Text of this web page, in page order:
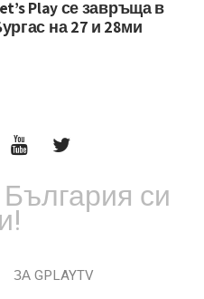
Play се завръща в
на 27 и 28ми
си
ЗА GPLAYTV